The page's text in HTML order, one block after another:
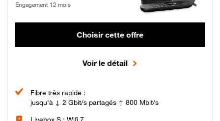
Engagement 12 mois
Choisir cette offre
Voir le détail
Fibre très rapide :
jusqu'à ↓ 2 Gbit/s partagés ↑ 800 Mbit/s
Livebox S : Wifi 7